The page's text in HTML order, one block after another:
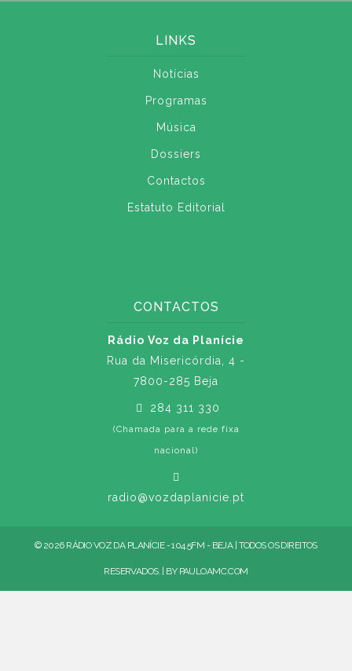
LINKS
Notícias
Programas
Música
Dossiers
Contactos
Estatuto Editorial
CONTACTOS
Rádio Voz da Planície
Rua da Misericórdia, 4 -
7800-285 Beja
284 311 330
(Chamada para a rede fixa
nacional)
radio@vozdaplanicie.pt
© 2026 RÁDIO VOZ DA PLANÍCIE - 104.5FM - BEJA | TODOS OS DIREITOS
RESERVADOS. | BY PAULOAMC.COM